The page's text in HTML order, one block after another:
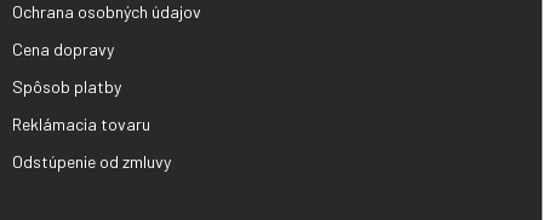
Ochrana osobných údajov
Cena dopravy
Spôsob platby
Reklámacia tovaru
Odstúpenie od zmluvy